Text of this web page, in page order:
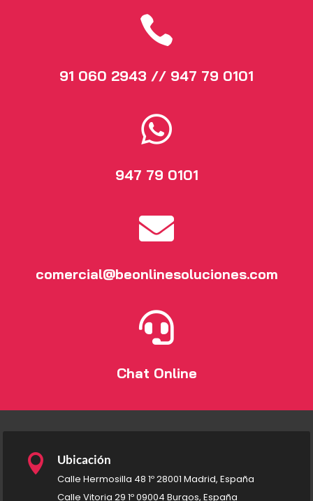

91 060 2943 // 947 79 0101

947 79 0101

comercial@beonlinesoluciones.com

Chat Online
 Ubicación
Calle Hermosilla 48 1º 28001 Madrid, España
Calle Vitoria 29 1º 09004 Burgos, España